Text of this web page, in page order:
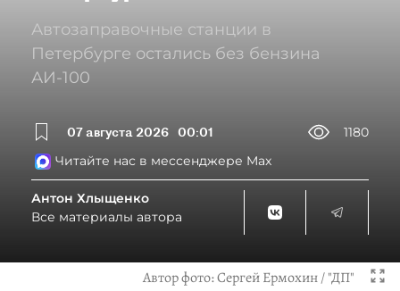
Автозаправочные станции в
Петербурге остались без бензина
АИ-100
07 августа 2026 00:01
1180
Читайте нас в мессенджере Max
Антон Хлыщенко
Все материалы автора
Автор фото:Сергей Ермохин / "ДП"